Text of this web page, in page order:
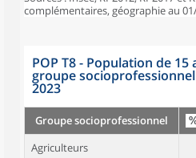
complémentaires, géographie au
POP T8 - Population de
groupe
2023
Groupe socioprofessionnel
Agriculteurs